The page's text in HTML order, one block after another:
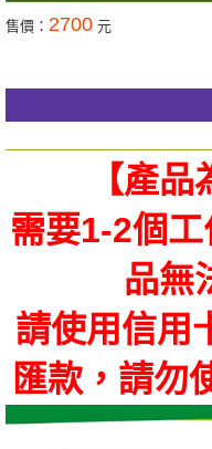
售價： 2700 元
【產
需要1-2個
品無
請使用信用
匯款，請勿